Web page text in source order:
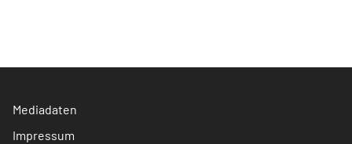
Mediadaten
Impressum